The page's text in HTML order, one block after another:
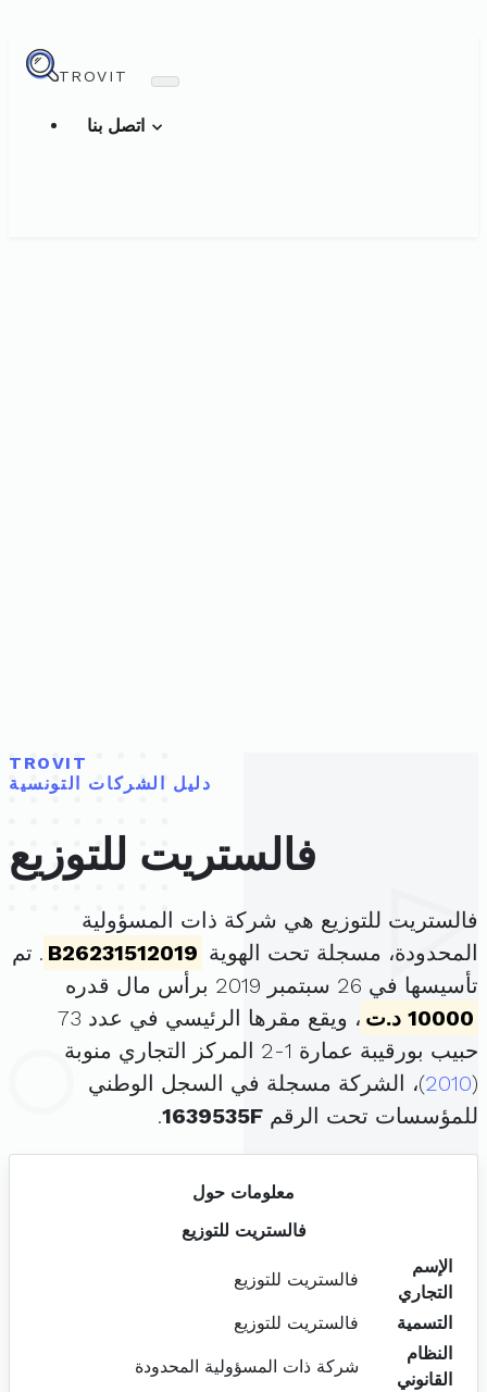
TROVIT
TROVIT
دليل الشركات التونسية
فالستريت للتوزيع
فالستريت للتوزيع هي شركة ذات المسؤولية
المحدودة، مسجلة تحت الهوية B26231512019 . تم
تأسيسها في 26 سبتمبر 2019 برأس مال قدره
10000 د.ت
، ويقع مقرها الرئيسي في عدد 73
حبيب بورقيبة عمارة 1-2 المركز التجاري منوبة
(
2010)، الشركة مسجلة في السجل الوطني
للمؤسسات تحت الرقم 1639535F
.
معلومات حول
فالستريت للتوزيع
الإسم
التجاري
فالستريت للتوزيع
التسمية
فالستريت للتوزيع
النظام
القانوني
شركة ذات المسؤولية المحدودة